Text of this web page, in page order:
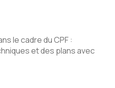
le cadre du CPF :
et des plans avec